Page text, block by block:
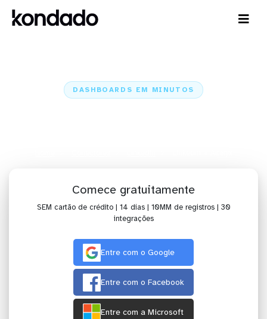
DASHBOARDS EM MINUTOS
Comece gratuitamente
SEM cartão de crédito | 14 dias | 10MM de registros | 30
integrações
Entre com o Google
Entre com o Facebook
Entre com a Microsoft